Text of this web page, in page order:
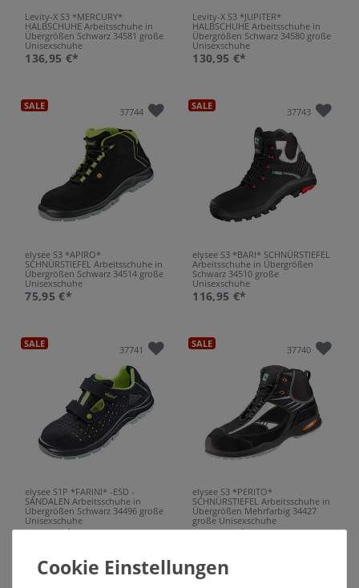
Levity-X S3 *MERCURY*
HALBSCHUHE Arbeitsschuhe in
Übergrößen Schwarz 34581 große
Unisexschuhe
136,95 €*
Levity-X S3 *JUPITER*
HALBSCHUHE Arbeitsschuhe in
Übergrößen Schwarz 34580 große
Unisexschuhe
130,95 €*
SALE 37744
elysee S3 *APIRO*
SCHNÜRSTIEFEL Arbeitsschuhe in
Übergrößen Schwarz 34514 große
Unisexschuhe
75,95 €*
SALE 37743
elysee S3 *BARI* SCHNÜRSTIEFEL
Arbeitsschuhe in Übergrößen
Schwarz 34510 große
Unisexschuhe
116,95 €*
SALE 37741
elysee S1P *FARINI* -ESD -
SANDALEN Arbeitsschuhe in
Übergrößen Schwarz 34496 große
Unisexschuhe
74,95 €*
SALE 37740
elysee S3 *PERITO*
SCHNÜRSTIEFEL Arbeitsschuhe in
Übergrößen Mehrfarbig 34427
große Unisexschuhe
113,95 €*
SALE